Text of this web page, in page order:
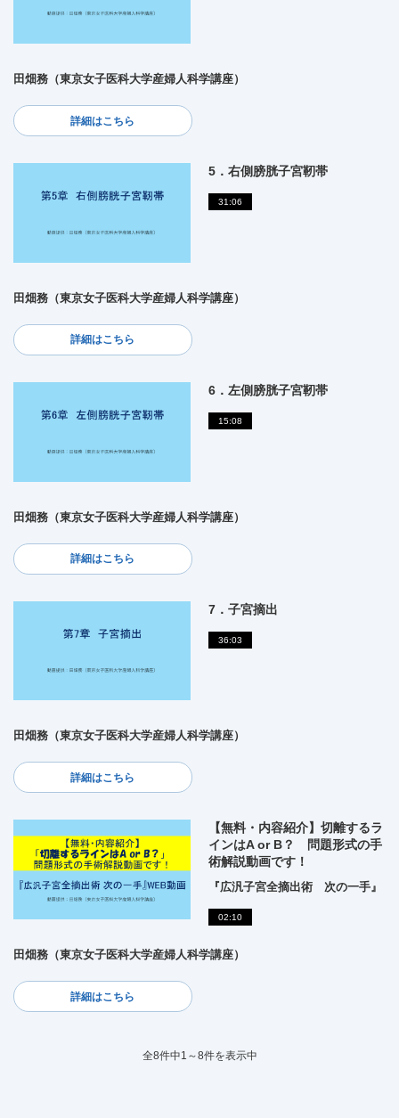
田畑務（東京女子医科大学産婦人科学講座）
詳細はこちら
5．右側膀胱子宮靭帯
31:06
田畑務（東京女子医科大学産婦人科学講座）
詳細はこちら
6．左側膀胱子宮靭帯
15:08
田畑務（東京女子医科大学産婦人科学講座）
詳細はこちら
7．子宮摘出
36:03
田畑務（東京女子医科大学産婦人科学講座）
詳細はこちら
【無料・内容紹介】切離するラ
インはA or B？ 問題形式の手
術解説動画です！
『広汎子宮全摘出術 次の一手』
02:10
田畑務（東京女子医科大学産婦人科学講座）
詳細はこちら
全8件中1～8件を表示中